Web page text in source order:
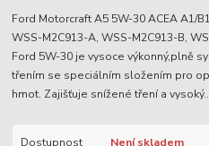
Ford Motorcraft A5 5W-30 ACEA A1/
WSS-M2C913-A, WSS-M2C913-B,
Ford 5W-30 je vysoce výkonný,plně
třením se speciálním složením pro
hmot. Zajišťuje snížené tření a
Dostupnost
Není skladem